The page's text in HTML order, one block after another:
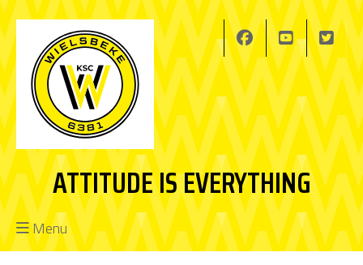
ATTITUDE IS EVERYTHING
Menu